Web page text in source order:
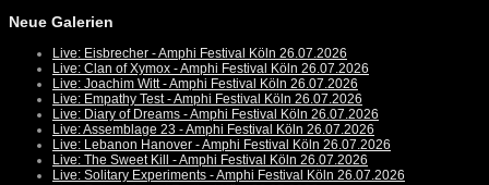
Neue Galerien
Live: Eisbrecher - Amphi Festival Köln 26.07.2026
Live: Clan of Xymox - Amphi Festival Köln 26.07.2026
Live: Joachim Witt - Amphi Festival Köln 26.07.2026
Live: Empathy Test - Amphi Festival Köln 26.07.2026
Live: Diary of Dreams - Amphi Festival Köln 26.07.2026
Live: Assemblage 23 - Amphi Festival Köln 26.07.2026
Live: Lebanon Hanover - Amphi Festival Köln 26.07.2026
Live: The Sweet Kill - Amphi Festival Köln 26.07.2026
Live: Solitary Experiments - Amphi Festival Köln 26.07.2026